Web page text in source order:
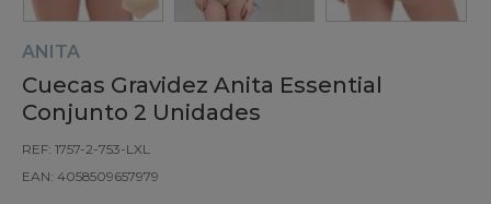
ANITA
Cuecas Gravidez Anita Essential
Conjunto 2 Unidades
REF: 1757-2-753-LXL
EAN: 4058509657979